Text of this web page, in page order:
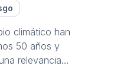
climático han
50 años y
relevancia